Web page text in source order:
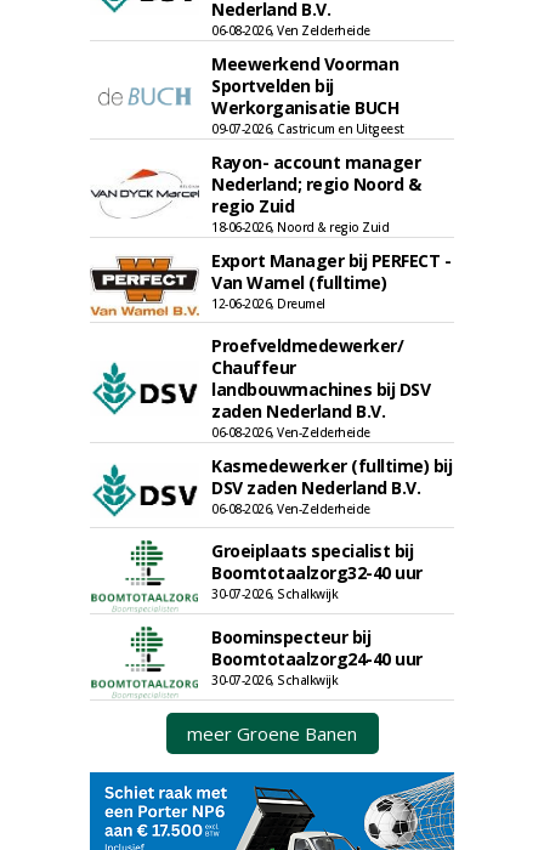
Nederland B.V.
06-08-2026, Ven Zelderheide
Meewerkend Voorman
Sportvelden bij
Werkorganisatie BUCH
09-07-2026, Castricum en Uitgeest
Rayon- account manager
Nederland; regio Noord &
regio Zuid
18-06-2026, Noord & regio Zuid
Export Manager bij PERFECT -
Van Wamel (fulltime)
12-06-2026, Dreumel
Proefveldmedewerker/
Chauffeur
landbouwmachines bij DSV
zaden Nederland B.V.
06-08-2026, Ven-Zelderheide
Kasmedewerker (fulltime) bij
DSV zaden Nederland B.V.
06-08-2026, Ven-Zelderheide
Groeiplaats specialist bij
Boomtotaalzorg32-40 uur
30-07-2026, Schalkwijk
Boominspecteur bij
Boomtotaalzorg24-40 uur
30-07-2026, Schalkwijk
meer Groene Banen